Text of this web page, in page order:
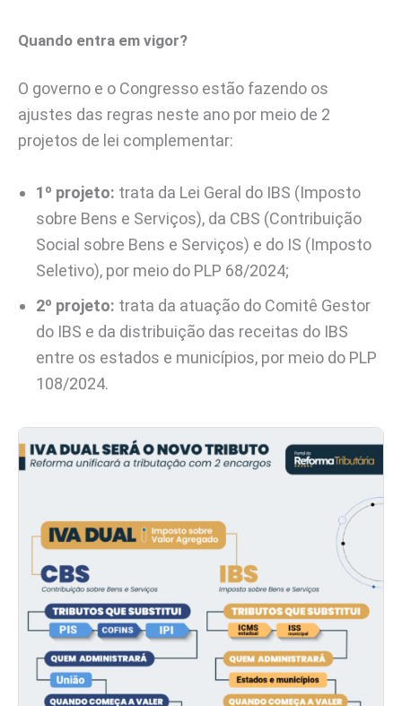
Quando entra em vigor?
O governo e o Congresso estão fazendo os
ajustes das regras neste ano por meio de 2
projetos de lei complementar:
1º projeto: trata da Lei Geral do IBS (Imposto
sobre Bens e Serviços), da CBS (Contribuição
Social sobre Bens e Serviços) e do IS (Imposto
Seletivo), por meio do PLP 68/2024;
2º projeto: trata da atuação do Comitê Gestor
do IBS e da distribuição das receitas do IBS
entre os estados e municípios, por meio do PLP
108/2024.